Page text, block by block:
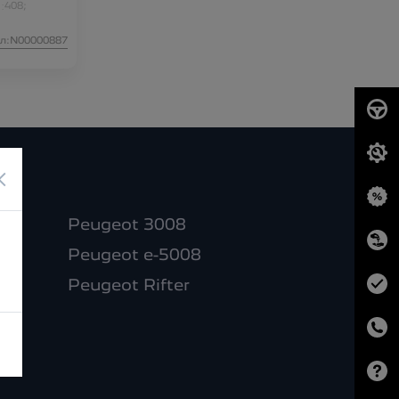
408;
Peugeot 3008
Peugeot e-5008
Peugeot Rifter